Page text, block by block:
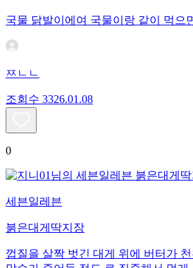
국물 닭발이에여 국물이랑 같이 먹으
ㅉㄴㄴ
조회수 3326.01.08
0
세븐일레븐
붉은대게딱지장
껍질을 살짝 벗긴 대게 위에 버터가